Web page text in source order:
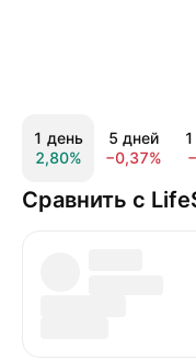
1 день
2,80%
5 дней
−0,37%
Сравнить с